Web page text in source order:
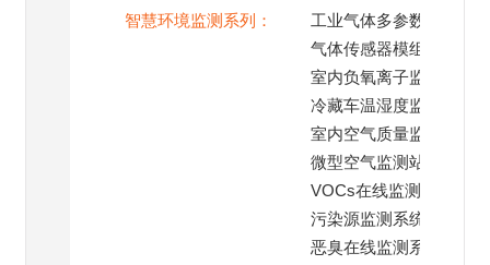
智慧环境监测系列：
工业气体多参数监测仪
气体传感器模组
室内负氧离子监测仪
冷藏车温湿度监测系统
室内空气质量监测仪
微型空气监测站
VOCs在线监测仪
污染源监测系统
恶臭在线监测系统